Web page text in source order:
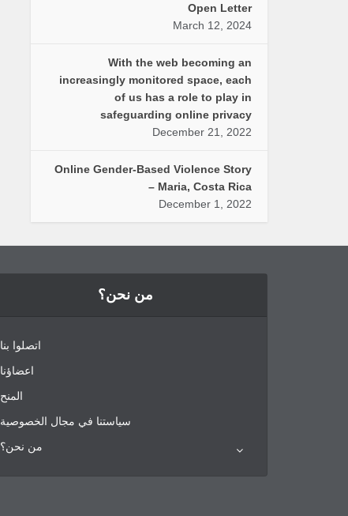
Open Letter
March 12, 2024
With the web becoming an
increasingly monitored space, each
of us has a role to play in
safeguarding online privacy
December 21, 2022
Online Gender-Based Violence Story
– Maria, Costa Rica
December 1, 2022
من نحن؟
اتصلوا بنا
اعضاؤنا
المنح
سياستنا في مجال الخصوصية
من نحن؟